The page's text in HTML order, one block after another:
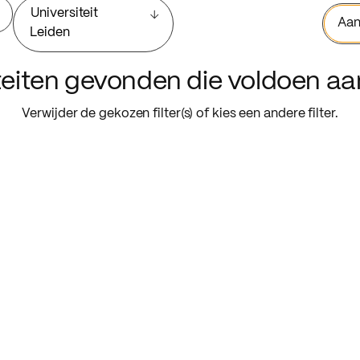
Universiteit
Leiden
gevonden die voldoen
Verwijder de gekozen filter(s) of kies een andere filter.